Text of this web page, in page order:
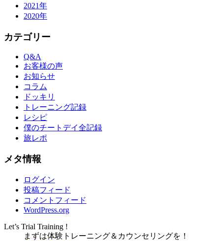
2021年
2020年
カテゴリー
Q&A
お客様の声
お知らせ
コラム
ドッキリ
トレーニング記録
レシピ
僕のチートデイ全記録
旅レポ
メタ情報
ログイン
投稿フィード
コメントフィード
WordPress.org
Let’s Trial Training !
まずは体験トレーニング＆ カウンセリングを！